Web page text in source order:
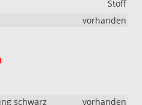
Stoff
vorhanden
schwarz
vorhanden